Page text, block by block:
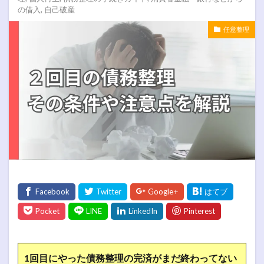
の借入, 自己破産
任意整理
1回目にやった債務整理の完済がまだ終わってない